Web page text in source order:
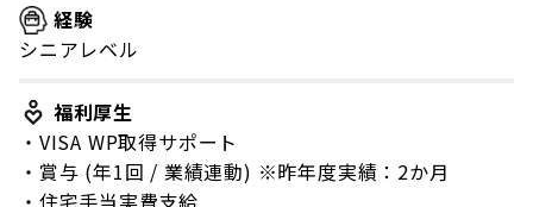
経験
シニアレベル
福利厚生
・VISA WP取得サポート
・賞与 (年1回 / 業績連動) ※昨年度実績：2か月
・住宅手当実費支給